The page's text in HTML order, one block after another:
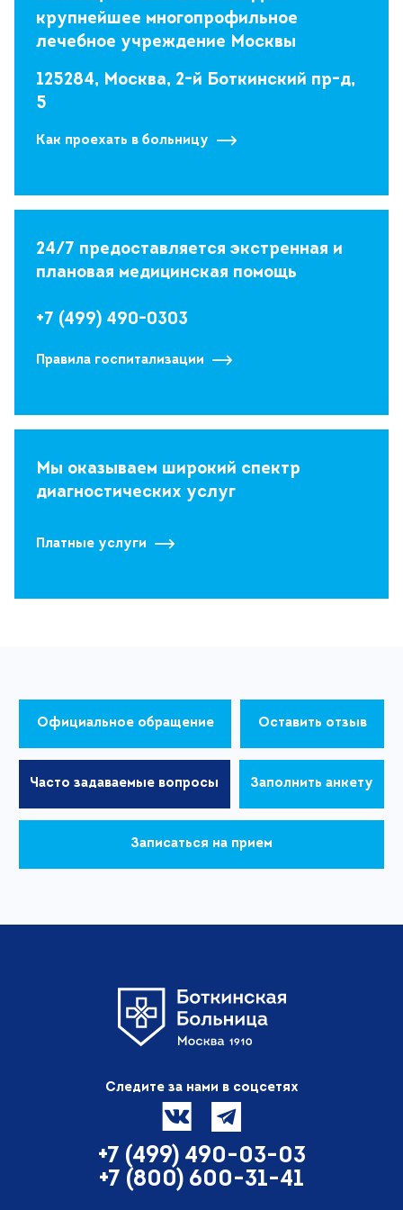
крупнейшее многопрофильное
лечебное учреждение Москвы
125284, Москва, 2-й Боткинский пр-д,
5
Как проехать в больницу
24/7 предоставляется экстренная и
плановая медицинская помощь
+7 (499) 490-0303
Правила госпитализации
Мы оказываем широкий спектр
диагностических услуг
Платные услуги
Официальное обращение Оставить отзыв
Часто задаваемые вопросы Заполнить анкету
Записаться на прием
Следите за нами в соцсетях
+7 (499) 490-03-03
+7 (800) 600-31-41